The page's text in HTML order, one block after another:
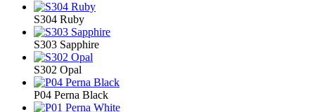
S304 Ruby
S303 Sapphire
S302 Opal
P04 Perna Black